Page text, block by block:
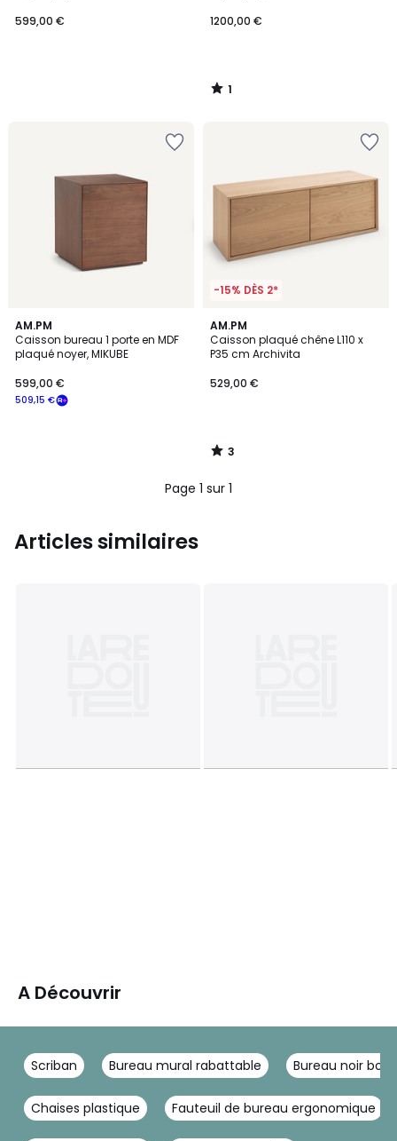
599,00 €
1200,00 €
1
/
AM.PM
Caisson bureau 1 porte en MDF
plaqué noyer, MIKUBE
509,15 €
599,00 €
-15% DÈS 2*
AM.PM
Caisson plaqué chêne L110 x
P35 cm Archivita
529,00 €
3
/
5
3
/
Page 1 sur 1
Articles similaires
A Découvrir
Scriban Bureau mural rabattable Bureau noir bois
Chaises plastique Fauteuil de bureau ergonomique